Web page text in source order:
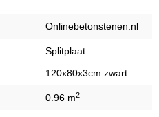
Onlinebetonstenen.nl
Splitplaat
120x80x3cm zwart
0.96 m2